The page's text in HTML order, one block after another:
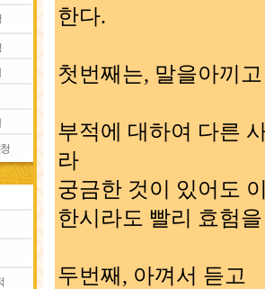
한다.
첫번째는, 말을아끼고
부적에 대하여 다른
라
궁금한 것이 있어도
한시라도 빨리 효험
두번째, 아껴서 듣고